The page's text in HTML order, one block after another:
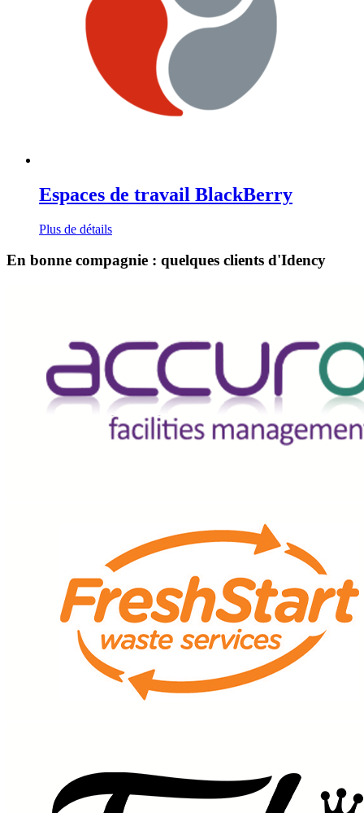
Espaces de travail BlackBerry
Plus de détails
En bonne compagnie : quelques clients d'Idency